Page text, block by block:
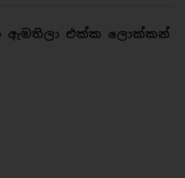
ඇමතිලා එක්ක ලොක්කන්